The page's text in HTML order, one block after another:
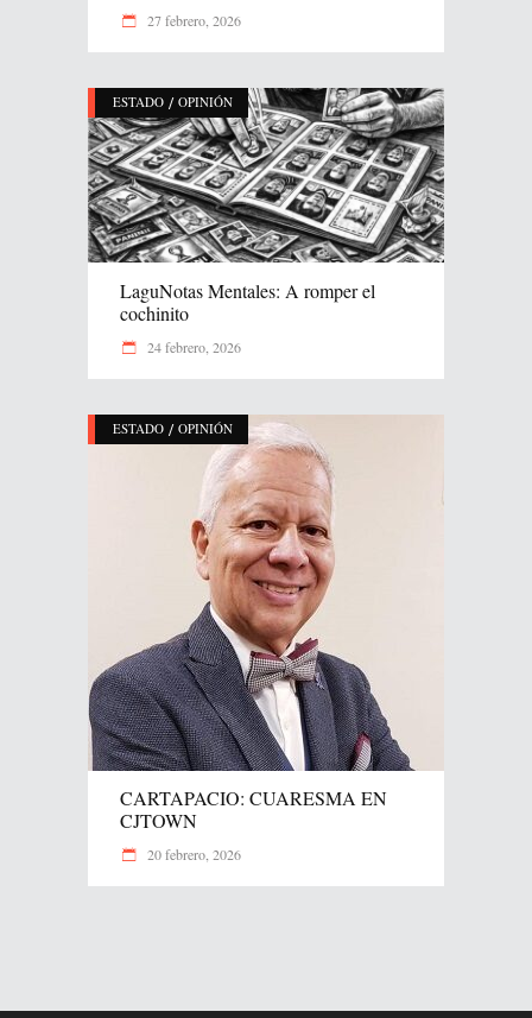
27 febrero, 2026
ESTADO / OPINIÓN
LaguNotas Mentales: A romper el
cochinito
24 febrero, 2026
ESTADO / OPINIÓN
CARTAPACIO: CUARESMA EN
CJTOWN
20 febrero, 2026